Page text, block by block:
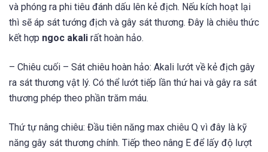
và phóng ra phi tiêu đánh dấu lên kẻ địch. Nếu kích hoạt lại
thì sẽ áp sát tướng địch và gây sát thương. Đây là chiêu thức
kết hợp ngoc akali rất hoàn hảo.
– Chiêu cuối – Sát chiêu hoàn hảo: Akali lướt về kẻ địch gây
ra sát thương vật lý. Có thể lướt tiếp lần thứ hai và gây ra sát
thương phép theo phần trăm máu.
Thứ tự nâng chiêu: Đầu tiên năng max chiêu Q vì đây là kỹ
năng gây sát thương chính. Tiếp theo nâng E để lấy độ lượt